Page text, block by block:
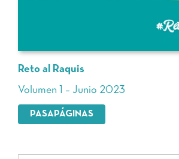
Reto al Raquis
Volumen 1 – Junio 2023
PASAPÁGINAS